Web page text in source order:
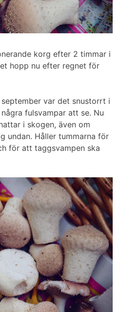
korg efter 2 timmar i
hopp nu efter regnet för
var det snustorrt i
fulsvampar att se. Nu
i skogen, även om
undan. Håller tummarna för
för att taggsvampen ska